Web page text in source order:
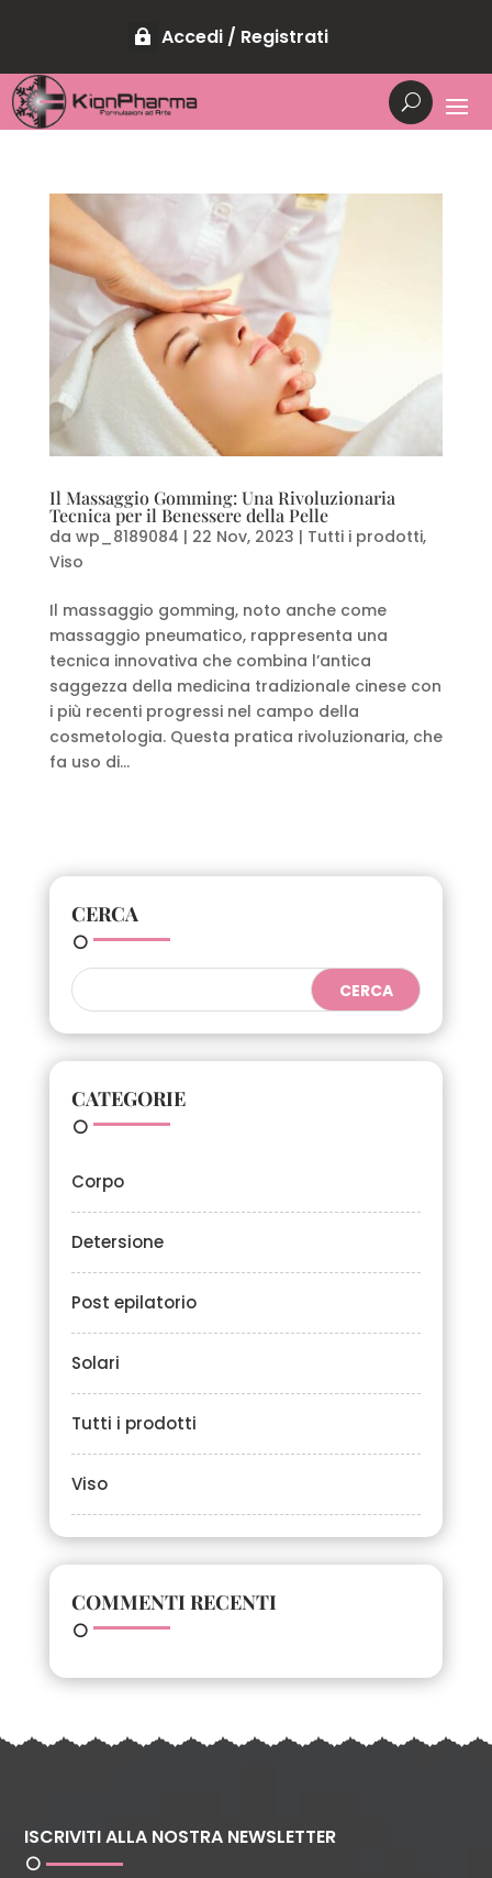
Accedi / Registrati
Il Massaggio Gomming: Una Rivoluzionaria
Tecnica per il Benessere della Pelle
da wp_8189084 | 22 Nov, 2023 | Tutti i prodotti,
Viso
Il massaggio gomming, noto anche come
massaggio pneumatico, rappresenta una
tecnica innovativa che combina l’antica
saggezza della medicina tradizionale cinese con
i più recenti progressi nel campo della
cosmetologia. Questa pratica rivoluzionaria, che
fa uso di...
CERCA
CATEGORIE
Corpo
Detersione
Post epilatorio
Solari
Tutti i prodotti
Viso
COMMENTI RECENTI
ISCRIVITI ALLA NOSTRA NEWSLETTER